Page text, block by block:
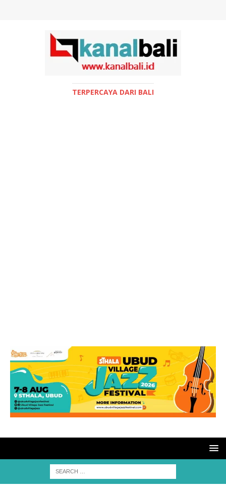
TERPERCAYA DARI BALI